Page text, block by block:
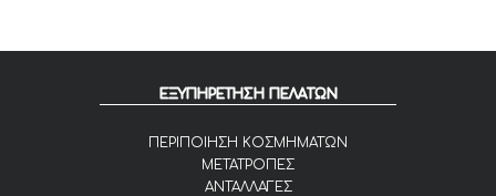
ΕΞΥΠΗΡΕΤΗΣΗ ΠΕΛΑΤΩΝ
ΠΕΡΙΠΟΙΗΣΗ ΚΟΣΜΗΜΑΤΩΝ
ΜΕΤΑΤΡΟΠΕΣ
ΑΝΤΑΛΛΑΓΕΣ